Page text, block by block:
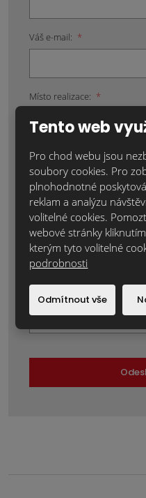
Váš e-mail: *
Místo realizace: *
Položky označené
Souhlasím se
Text zprávy *
Tento web
Pro chod webu jsou
soubory cookies. Pro
plnohodnotné
reklam a analýzu
volitelné cookies.
webové stránky
kterým tyto volitelné
podrobnosti
Odmítnout vše